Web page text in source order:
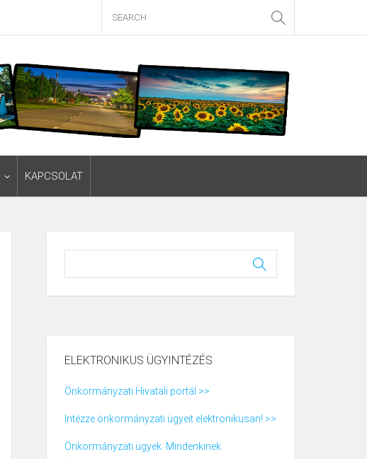
KAPCSOLAT
ELEKTRONIKUS ÜGYINTÉZÉS
Önkormányzati Hivatali portál >>
Intézze önkormányzati ügyeit elektronikusan! >>
Önkormányzati ügyek. Mindenkinek.